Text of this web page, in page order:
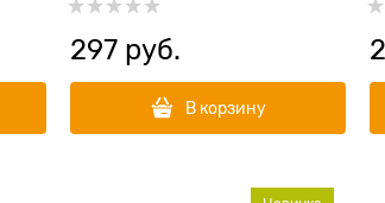
297 руб.
В корзину